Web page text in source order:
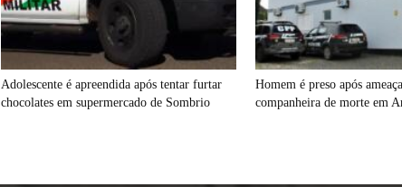
Adolescente é apreendida após tentar furtar
chocolates em supermercado de Sombrio
Homem é preso após
companheira de morte em